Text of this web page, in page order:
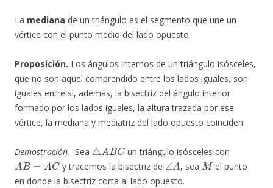
La mediana de un triángulo es el segmento que une un
vértice con el punto medio del lado opuesto.
Proposición. Los ángulos internos de un triángulo isósceles,
que no son aquel comprendido entre los lados iguales, son
iguales entre sí, además, la bisectriz del ángulo interior
formado por los lados iguales, la altura trazada por ese
vértice, la mediana y mediatriz del lado opuesto coinciden.
Demostración. Sea
△ ABC
un triángulo isósceles con
AB=AC
y tracemos la bisectriz de
∠ A
, sea
M
el punto
en donde la bisectriz corta al lado opuesto.